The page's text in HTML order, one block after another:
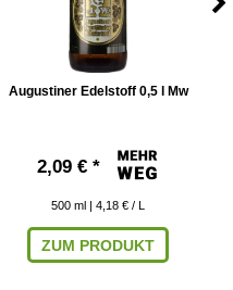
Augustiner Edelstoff 0,5 l Mw
2,09 € *
500 ml | 4,18 € / L
ZUM PRODUKT